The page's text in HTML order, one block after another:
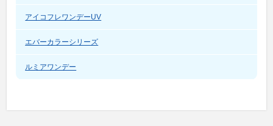
アイコフレワンデーUV
エバーカラーシリーズ
ルミアワンデー